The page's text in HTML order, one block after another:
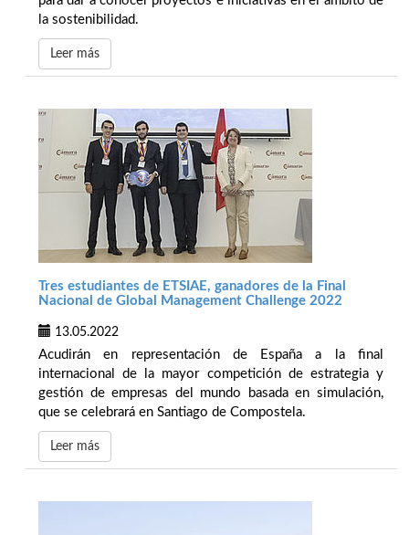
la sostenibilidad.
Leer más
Tres estudiantes de ETSIAE, ganadores de la Final
Nacional de Global Management Challenge 2022
13.05.2022
Acudirán en representación de España a la final
internacional de la mayor competición de estrategia y
gestión de empresas del mundo basada en simulación,
que se celebrará en Santiago de Compostela.
Leer más